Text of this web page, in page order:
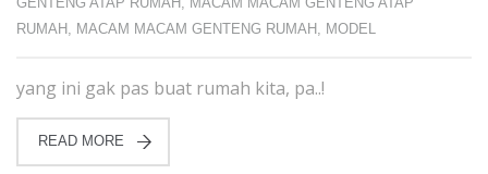
RUMAH MACAM MACAM GENTENG RUMAH MODEL
yang ini gak pas buat rumah kita, pa..!
READ MORE